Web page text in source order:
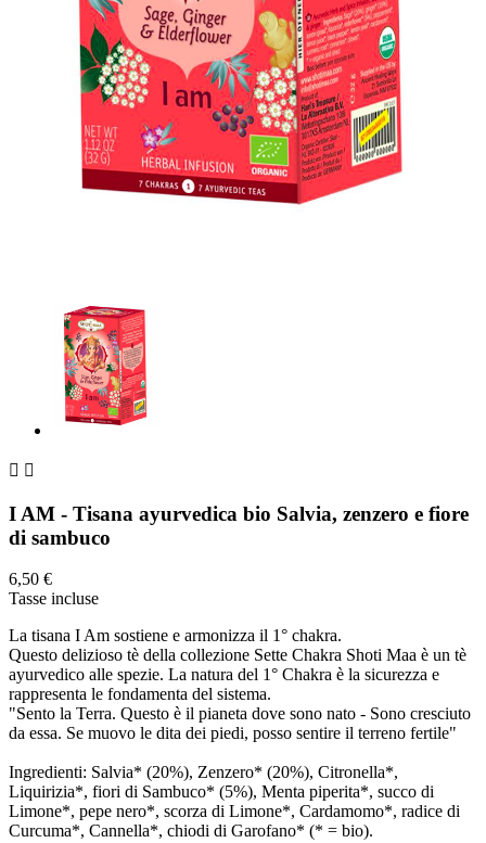
 
I AM - Tisana ayurvedica bio Salvia, zenzero e fiore
di sambuco
6,50 €
Tasse incluse
La tisana I Am sostiene e armonizza il 1° chakra.
Questo delizioso tè della collezione Sette Chakra Shoti Maa è un tè
ayurvedico alle spezie. La natura del 1° Chakra è la sicurezza e
rappresenta le fondamenta del sistema.
"Sento la Terra. Questo è il pianeta dove sono nato - Sono cresciuto
da essa. Se muovo le dita dei piedi, posso sentire il terreno fertile"
Ingredienti: Salvia* (20%), Zenzero* (20%), Citronella*,
Liquirizia*, fiori di Sambuco* (5%), Menta piperita*, succo di
Limone*, pepe nero*, scorza di Limone*, Cardamomo*, radice di
Curcuma*, Cannella*, chiodi di Garofano* (* = bio).